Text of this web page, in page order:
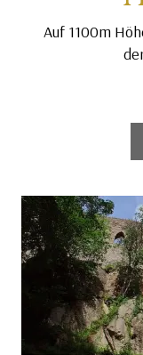
Auf 1100m